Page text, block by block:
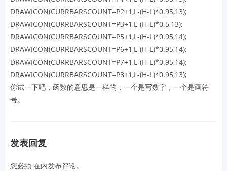
DRAWICON(CURRBARSCOUNT=P2+1,L-(H-L)*0.95,13);
DRAWICON(CURRBARSCOUNT=P3+1,L-(H-L)*0.5,13);
DRAWICON(CURRBARSCOUNT=P5+1,L-(H-L)*0.95,14);
DRAWICON(CURRBARSCOUNT=P6+1,L-(H-L)*0.95,14);
DRAWICON(CURRBARSCOUNT=P7+1,L-(H-L)*0.95,14);
DRAWICON(CURRBARSCOUNT=P8+1,L-(H-L)*0.95,13);
你试一下吧，函数的意思是一样的，一个是写数字，一个是画符
号。
发表回复
您必须 在内发布评论。